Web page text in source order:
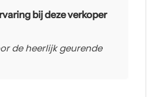
bij deze verkoper
de heerlijk geurende